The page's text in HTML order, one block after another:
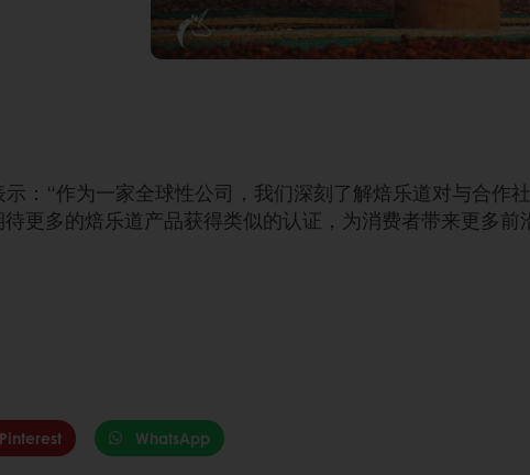
“作为一家全球性公司，我们深刻了解焙乐道对与合作
更多的焙乐道产品获得类似的认证，为消费者带来更多
Pinterest WhatsApp